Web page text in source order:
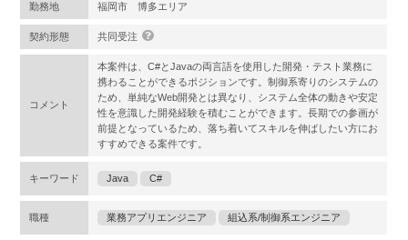
勤務地 福岡市 博多エリア
契約形態 共同受注
コメント
本案件は、C#とJavaの両言語を使用した開発・テスト業務に
携わることができるポジションです。制御系寄りのシステムの
ため、単純なWeb開発とは異なり、システム全体の動きや安定
性を意識した開発経験を積むことができます。長期での参画が
前提となっているため、落ち着いてスキルを伸ばしたい方にお
すすめできる案件です。
キーワード Java C#
職種 業務アプリエンジニア 組込系/制御系エンジニア